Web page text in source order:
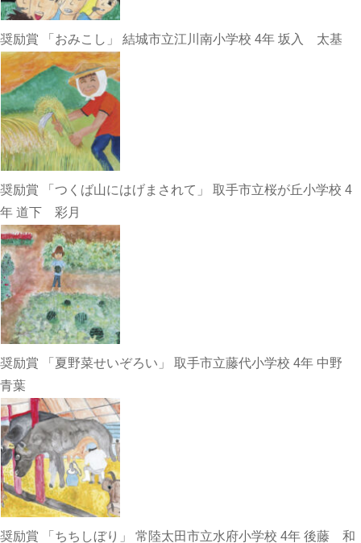
奨励賞 「おみこし」 結城市立江川南小学校 4年 坂入 太基
奨励賞 「つくば山にはげまされて」 取手市立桜が丘小学校 4
年 道下 彩月
奨励賞 「夏野菜せいぞろい」 取手市立藤代小学校 4年 中野
青葉
奨励賞 「ちちしぼり」 常陸太田市立水府小学校 4年 後藤 和